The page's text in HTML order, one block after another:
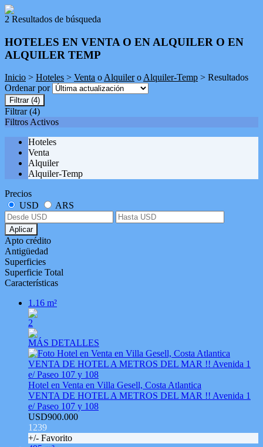
2 Resultados de búsqueda
HOTELES EN VENTA O EN ALQUILER O EN
ALQUILER TEMP
Inicio > Hoteles > Venta oAlquileroAlquiler-Temp > Resultados
Ordenar por
Filtrar (4)
Filtrar (4)
Filtros Activos
Hoteles
Venta
Alquiler
Alquiler-Temp
Precios
USD
ARS
Aplicar
Apto crédito
Antigüedad
Superficies
Superficie Total
Características
1.16 m²
2
MÁS DETALLES
Hotel en Venta en Villa Gesell, Costa Atlantica
VENTA DE HOTEL A METROS DEL MAR !! Avenida 1
e/ Paseo 107 y 108
USD900.000
1239
+/- Favorito